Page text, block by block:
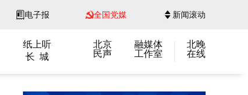
电子报 全国党媒 新闻滚动
纸上听
长 城
北京
民声
融媒体
工作室
北晚
在线